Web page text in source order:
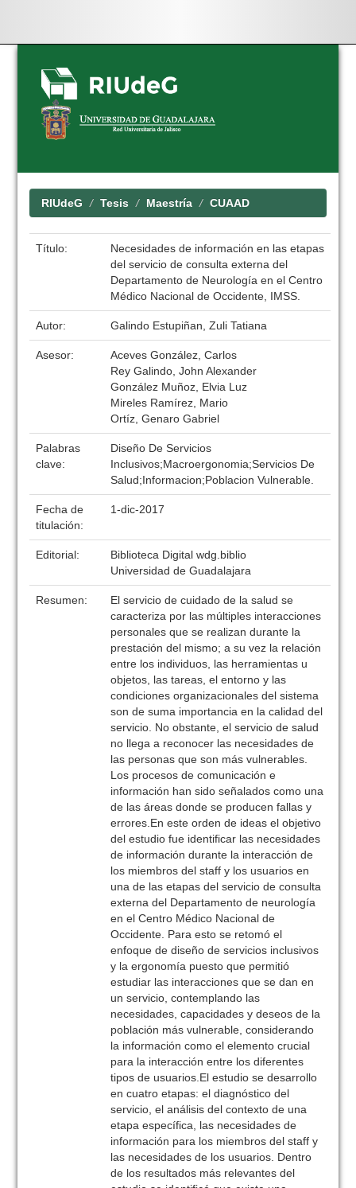
Skip
navigation
RIUdeG Tesis Maestría CUAAD
Título:
Necesidades de información en las etapas
del servicio de consulta externa del
Departamento de Neurología en el Centro
Médico Nacional de Occidente, IMSS.
Autor: Galindo Estupiñan, Zuli Tatiana
Asesor:
Aceves González, Carlos
Rey Galindo, John Alexander
González Muñoz, Elvia Luz
Mireles Ramírez, Mario
Ortíz, Genaro Gabriel
Palabras
clave:
Diseño De Servicios
Inclusivos;Macroergonomia;Servicios De
Salud;Informacion;Poblacion Vulnerable.
Fecha de
titulación:
1-dic-2017
Editorial:
Biblioteca Digital wdg.biblio
Universidad de Guadalajara
Resumen:
El servicio de cuidado de la salud se
caracteriza por las múltiples interacciones
personales que se realizan durante la
prestación del mismo; a su vez la relación
entre los individuos, las herramientas u
objetos, las tareas, el entorno y las
condiciones organizacionales del sistema
son de suma importancia en la calidad del
servicio. No obstante, el servicio de salud
no llega a reconocer las necesidades de
las personas que son más vulnerables.
Los procesos de comunicación e
información han sido señalados como una
de las áreas donde se producen fallas y
errores.En este orden de ideas el objetivo
del estudio fue identificar las necesidades
de información durante la interacción de
los miembros del staff y los usuarios en
una de las etapas del servicio de consulta
externa del Departamento de neurología
en el Centro Médico Nacional de
Occidente. Para esto se retomó el
enfoque de diseño de servicios inclusivos
y la ergonomía puesto que permitió
estudiar las interacciones que se dan en
un servicio, contemplando las
necesidades, capacidades y deseos de la
población más vulnerable, considerando
la información como el elemento crucial
para la interacción entre los diferentes
tipos de usuarios.El estudio se desarrollo
en cuatro etapas: el diagnóstico del
servicio, el análisis del contexto de una
etapa específica, las necesidades de
información para los miembros del staff y
las necesidades de los usuarios. Dentro
de los resultados más relevantes del